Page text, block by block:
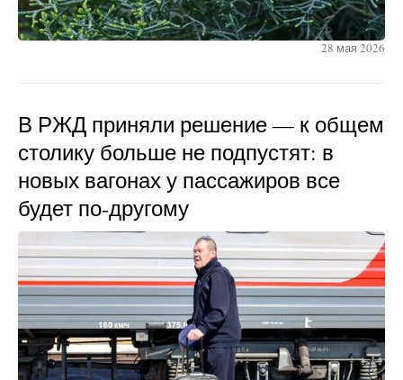
28 мая 2026
В РЖД приняли решение — к общем
столику больше не подпустят: в
новых вагонах у пассажиров все
будет по-другому